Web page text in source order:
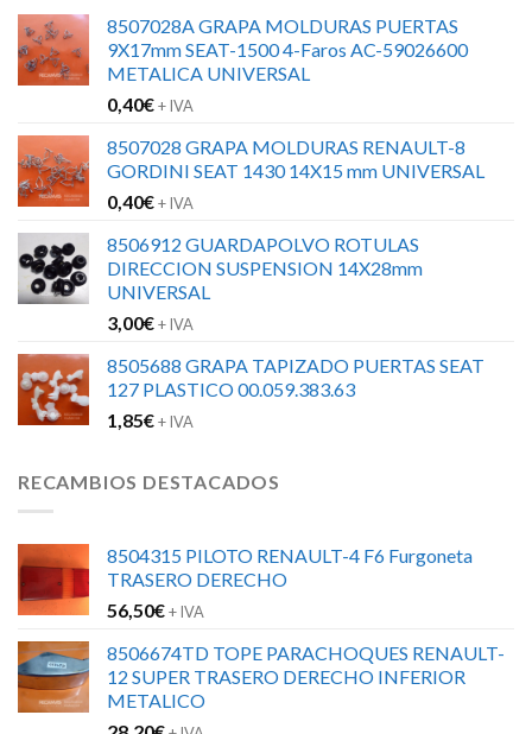
8507028A GRAPA MOLDURAS PUERTAS
9X17mm SEAT-1500 4-Faros AC-59026600
METALICA UNIVERSAL
0,40€+ IVA
8507028 GRAPA MOLDURAS RENAULT-8
GORDINI SEAT 1430 14X15 mm UNIVERSAL
0,40€+ IVA
8506912 GUARDAPOLVO ROTULAS
DIRECCION SUSPENSION 14X28mm
UNIVERSAL
3,00€+ IVA
8505688 GRAPA TAPIZADO PUERTAS SEAT
127 PLASTICO 00.059.383.63
1,85€+ IVA
RECAMBIOS DESTACADOS
8504315 PILOTO RENAULT-4 F6 Furgoneta
TRASERO DERECHO
56,50€+ IVA
8506674TD TOPE PARACHOQUES RENAULT-
12 SUPER TRASERO DERECHO INFERIOR
METALICO